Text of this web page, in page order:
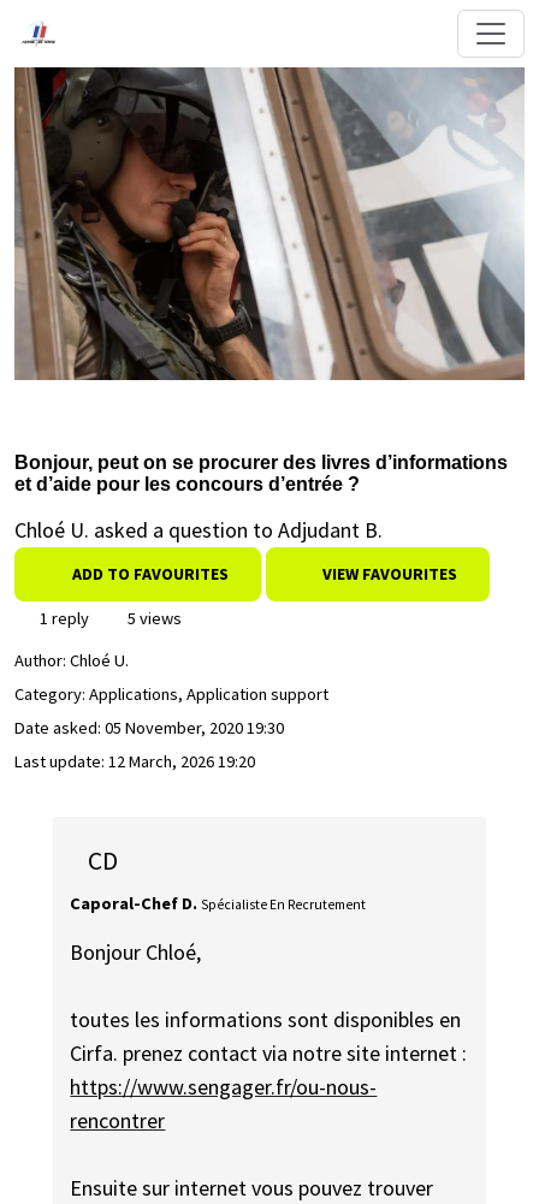
Bonjour, peut on se procurer des livres d’informations
et d’aide pour les concours d’entrée ?
Chloé U. asked a question to Adjudant B.
ADD TO FAVOURITES VIEW FAVOURITES
1 reply
5 views
Author: Chloé U.
Category: Applications, Application support
Date asked: 05 November, 2020 19:30
Last update: 12 March, 2026 19:20
CD
Caporal-Chef D. Spécialiste En Recrutement
Bonjour Chloé,
toutes les informations sont disponibles en
Cirfa. prenez contact via notre site internet :
https://www.sengager.fr/ou-nous-
rencontrer
Ensuite sur internet vous pouvez trouver